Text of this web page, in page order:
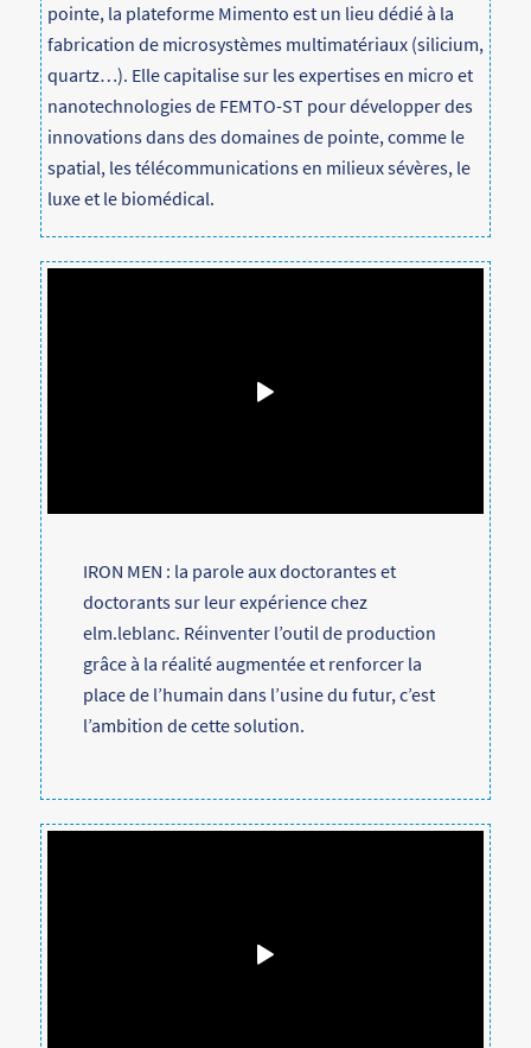
pointe, la plateforme Mimento est un lieu dédié à la
fabrication de microsystèmes multimatériaux (silicium,
quartz…). Elle capitalise sur les expertises en micro et
nanotechnologies de FEMTO-ST pour développer des
innovations dans des domaines de pointe, comme le
spatial, les télécommunications en milieux sévères, le
luxe et le biomédical.
IRON MEN : la parole aux doctorantes et
doctorants sur leur expérience chez
elm.leblanc. Réinventer l’outil de production
grâce à la réalité augmentée et renforcer la
place de l’humain dans l’usine du futur, c’est
l’ambition de cette solution.